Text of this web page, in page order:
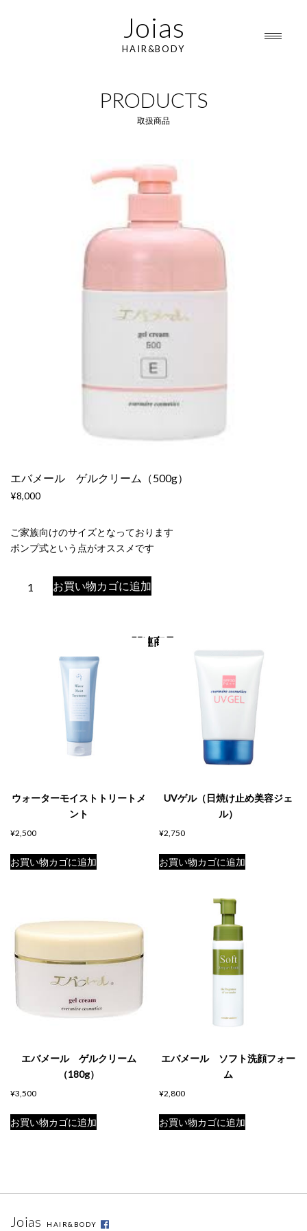
Joias
HAIR&BODY
PRODUCTS
取扱商品
エバメール ゲルクリーム（500g）
¥8,000
ご家族向けのサイズとなっております
ポンプ式という点がオススメです
（500g）
お買い物カゴに追加
関連商品
ウォーターモイストトリートメ
ント
¥2,500
お買い物カゴに追加
UVゲル（日焼け止め美容ジェ
ル）
¥2,750
お買い物カゴに追加
エバメール ゲルクリーム
（180g）
¥3,500
お買い物カゴに追加
エバメール ソフト洗顔フォー
ム
¥2,800
お買い物カゴに追加
Joias HAIR&BODY